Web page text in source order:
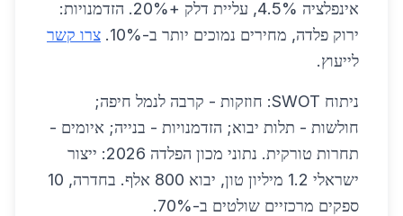
אינפלציה 4.5%, עליית דלק +20%. הזדמנויות:
ירוק פלדה, מחירים נמוכים יותר ב-10%.
צרו קשר
לייעוץ.
ניתוח SWOT: חוזקות - קרבה לנמל חיפה;
חולשות - תלות יבוא; הזדמנויות - בנייה; איומים -
תחרות טורקית. נתוני מכון הפלדה 2026: ייצור
ישראלי 1.2 מיליון טון, יבוא 800 אלף. בחדרה, 10
ספקים מרכזיים שולטים ב-70%.